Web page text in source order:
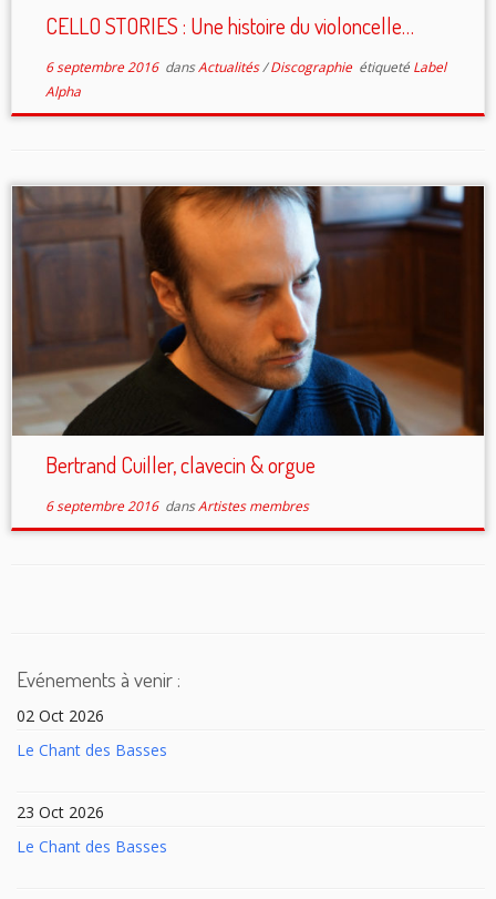
CELLO STORIES : Une histoire du violoncelle…
6 septembre 2016dansActualités/Discographie étiqueté Label
Alpha
Bertrand Cuiller, clavecin & orgue
6 septembre 2016dansArtistes membres
Evénements à venir :
02 Oct 2026
Le Chant des Basses
23 Oct 2026
Le Chant des Basses